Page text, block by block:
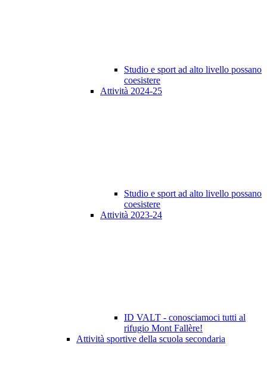
Studio e sport ad alto livello possano
coesistere
Attività 2024-25
Studio e sport ad alto livello possano
coesistere
Attività 2023-24
ID VALT - conosciamoci tutti al
rifugio Mont Fallère!
Attività sportive della scuola secondaria